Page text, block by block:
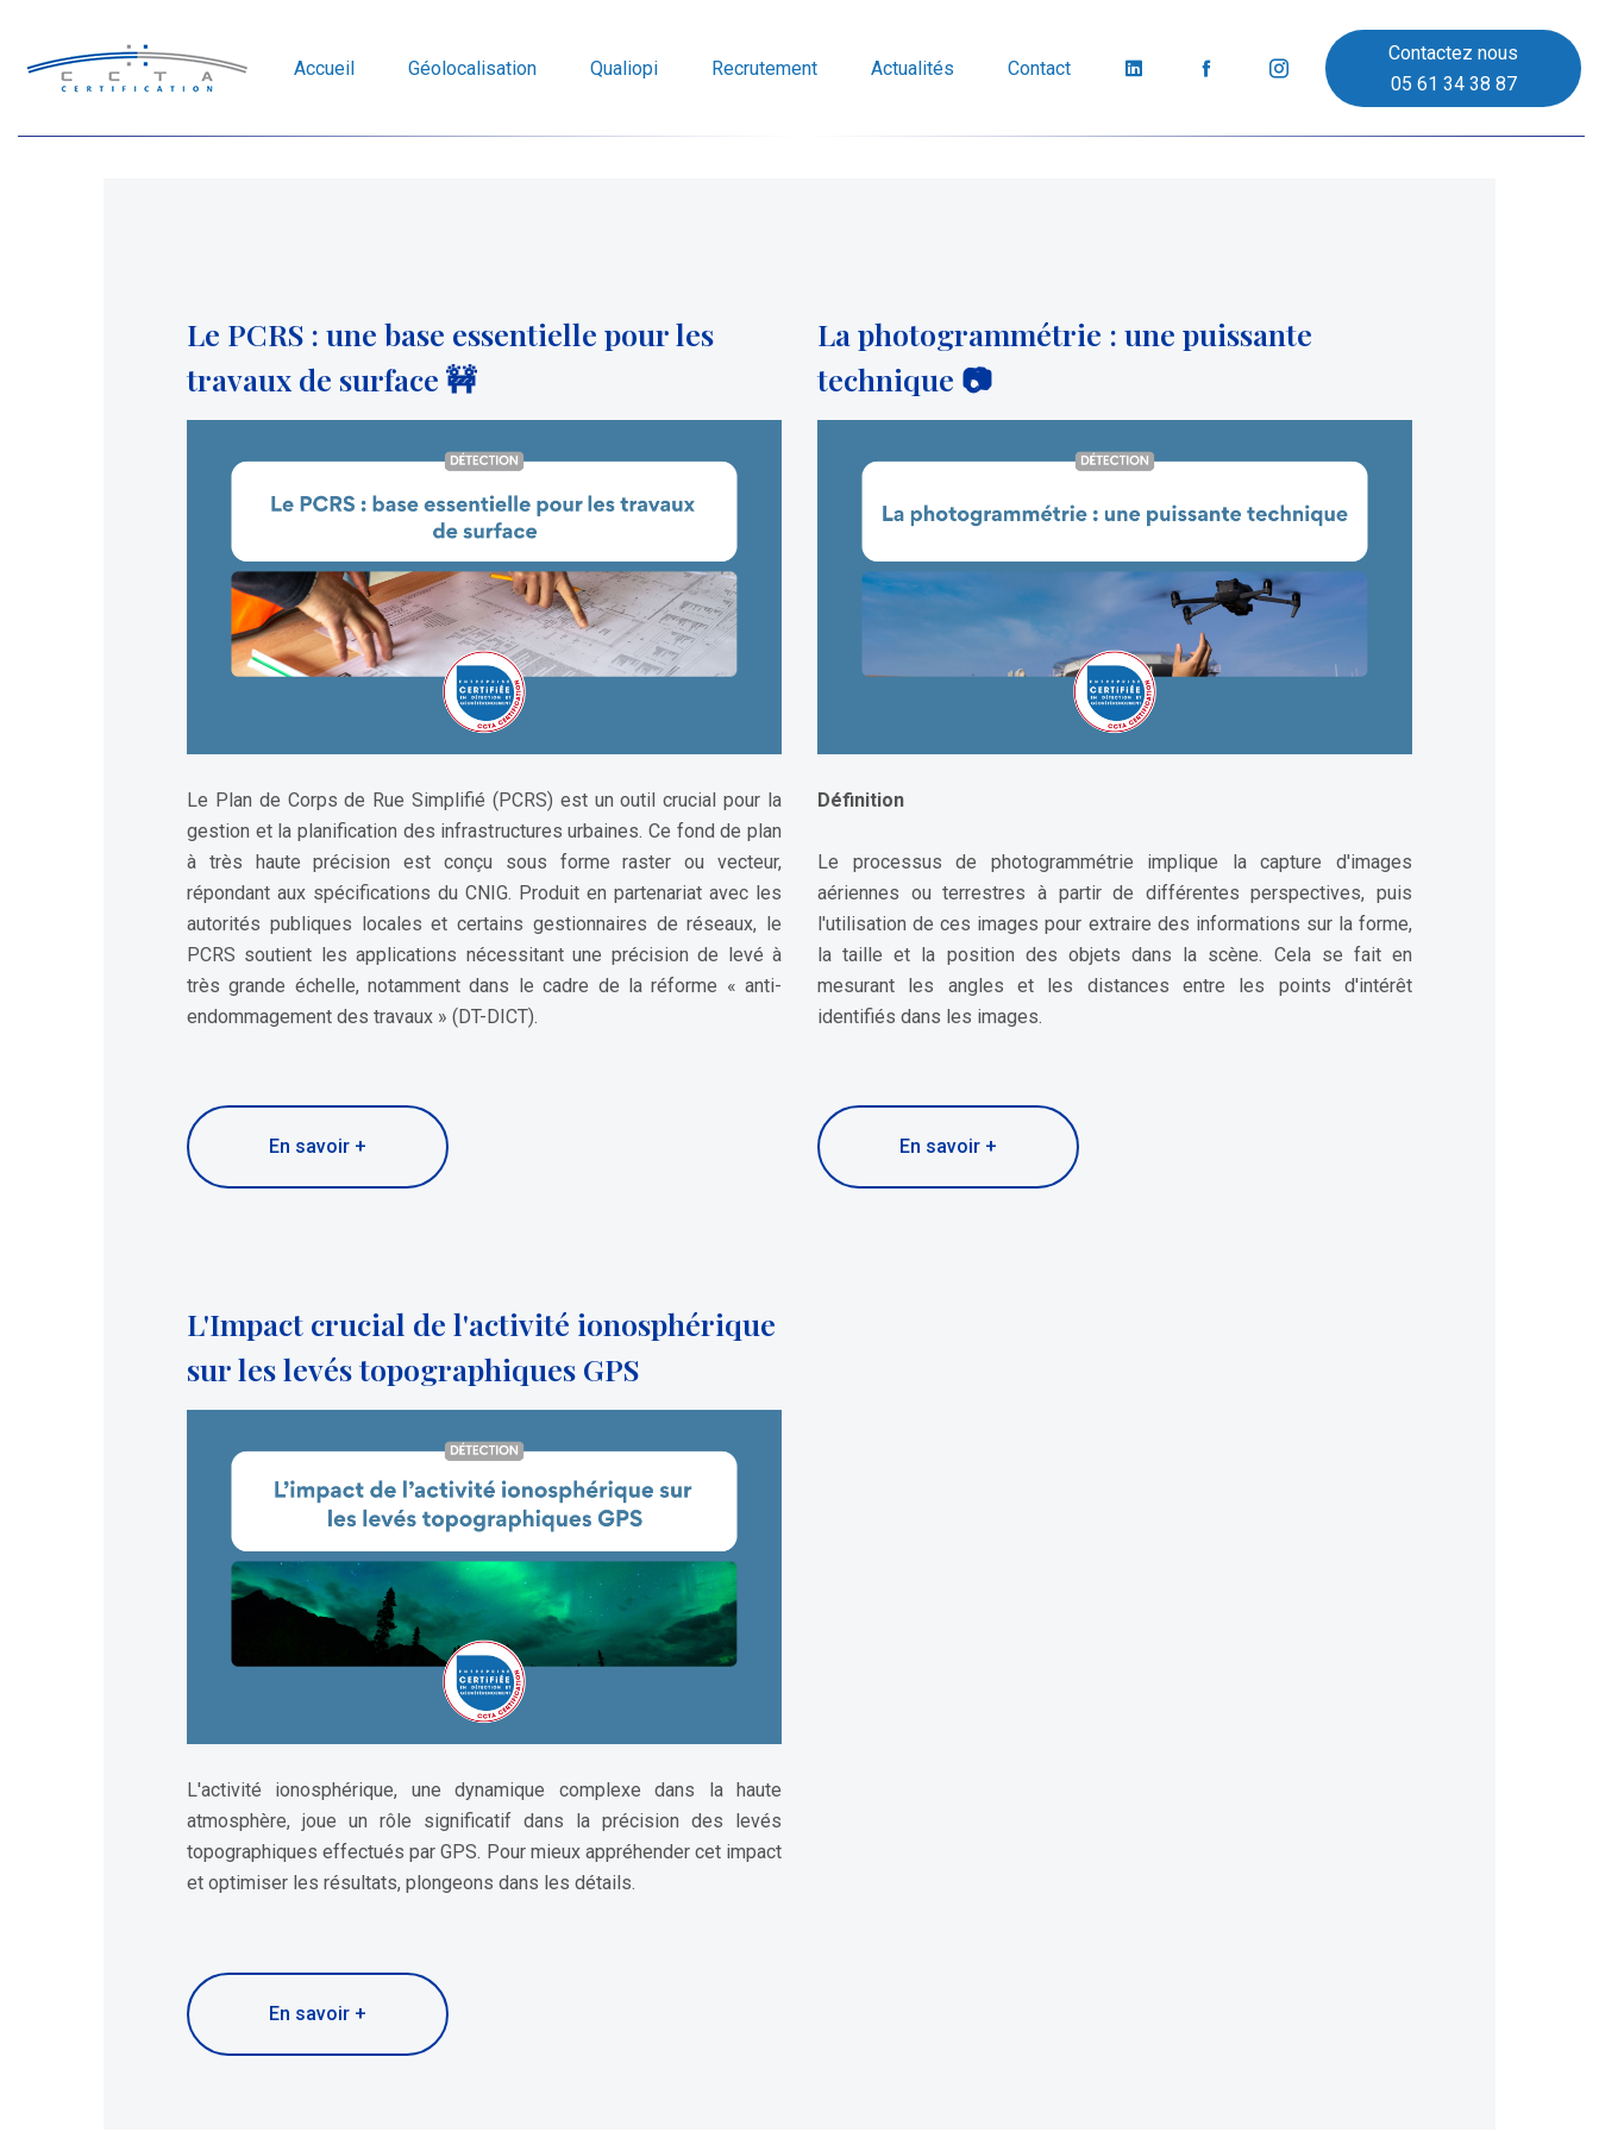
Accueil Géolocalisation Qualiopi Recrutement Actualités Contact
Contactez nous
05 61 34 38 87
Le PCRS : une base essentielle pour les
travaux de surface 🚧
Le Plan de Corps de Rue Simplifié (PCRS) est un outil crucial pour la
gestion et la planification des infrastructures urbaines. Ce fond de plan
à très haute précision est conçu sous forme raster ou vecteur,
répondant aux spécifications du CNIG. Produit en partenariat avec les
autorités publiques locales et certains gestionnaires de réseaux, le
PCRS soutient les applications nécessitant une précision de levé à
très grande échelle, notamment dans le cadre de la réforme « anti-
endommagement des travaux » (DT-DICT).
En savoir +
La photogrammétrie : une puissante
technique 📷
Définition
Le processus de photogrammétrie implique la capture d'images
aériennes ou terrestres à partir de différentes perspectives, puis
l'utilisation de ces images pour extraire des informations sur la forme,
la taille et la position des objets dans la scène. Cela se fait en
mesurant les angles et les distances entre les points d'intérêt
identifiés dans les images.
En savoir +
L'Impact crucial de l'activité ionosphérique
sur les levés topographiques GPS
L'activité ionosphérique, une dynamique complexe dans la haute
atmosphère, joue un rôle significatif dans la précision des levés
topographiques effectués par GPS. Pour mieux appréhender cet impact
et optimiser les résultats, plongeons dans les détails.
En savoir +